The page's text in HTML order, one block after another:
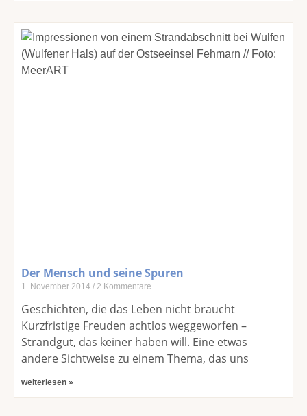
Der Mensch und seine Spuren
1. November 2014 2 Kommentare
Geschichten, die das Leben nicht braucht
Kurzfristige Freuden achtlos weggeworfen –
Strandgut, das keiner haben will. Eine etwas
andere Sichtweise zu einem Thema, das uns
weiterlesen »